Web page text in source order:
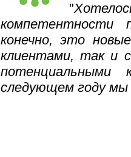
"
конечно, это
клиентами, так и
потенциальными
следующем году мы